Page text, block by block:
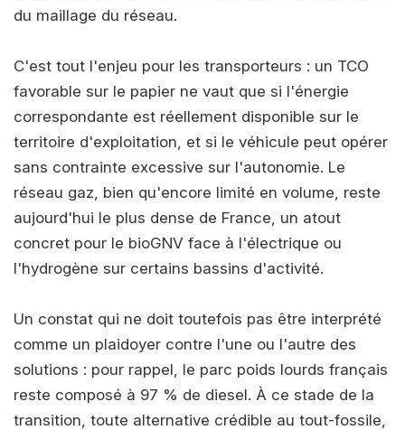
du maillage du réseau.
C'est tout l'enjeu pour les transporteurs : un TCO
favorable sur le papier ne vaut que si l'énergie
correspondante est réellement disponible sur le
territoire d'exploitation, et si le véhicule peut opérer
sans contrainte excessive sur l'autonomie. Le
réseau gaz, bien qu'encore limité en volume, reste
aujourd'hui le plus dense de France, un atout
concret pour le bioGNV face à l'électrique ou
l'hydrogène sur certains bassins d'activité.
Un constat qui ne doit toutefois pas être interprété
comme un plaidoyer contre l'une ou l'autre des
solutions : pour rappel, le parc poids lourds français
reste composé à 97 % de diesel. À ce stade de la
transition, toute alternative crédible au tout-fossile,